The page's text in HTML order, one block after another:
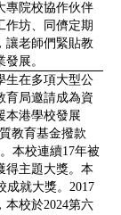
專院校協作伙伴
作坊、同儕定期
讓老師們緊貼教
展。
生在多項大型公
育局邀請成為資
本港學校發展
教育基金撥款
本校連續17年被
得主題大獎。本
成就大獎。2017
本校於2024第六